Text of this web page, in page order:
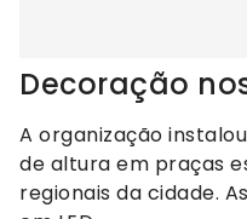
Decoração
A organização
de altura em praças
regionais da cidade.